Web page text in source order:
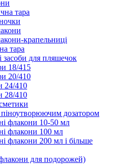
тара
крапельниці
тара
засоби для пляшечок
18/415
20/410
24/410
28/410
дозатором
флакони 10-50 мл
флакони 100 мл
флакони 200 мл і більше
для подорожей)